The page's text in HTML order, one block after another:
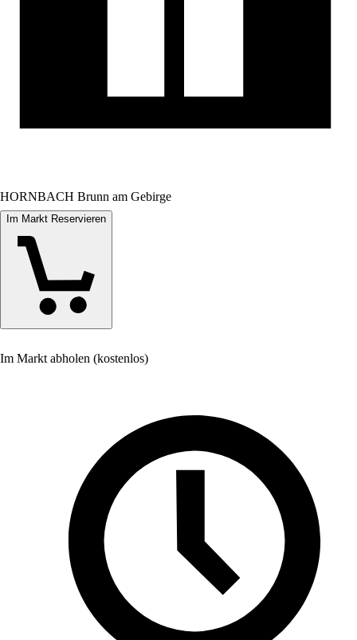
HORNBACH Brunn am Gebirge
Im Markt Reservieren
Im Markt abholen (kostenlos)